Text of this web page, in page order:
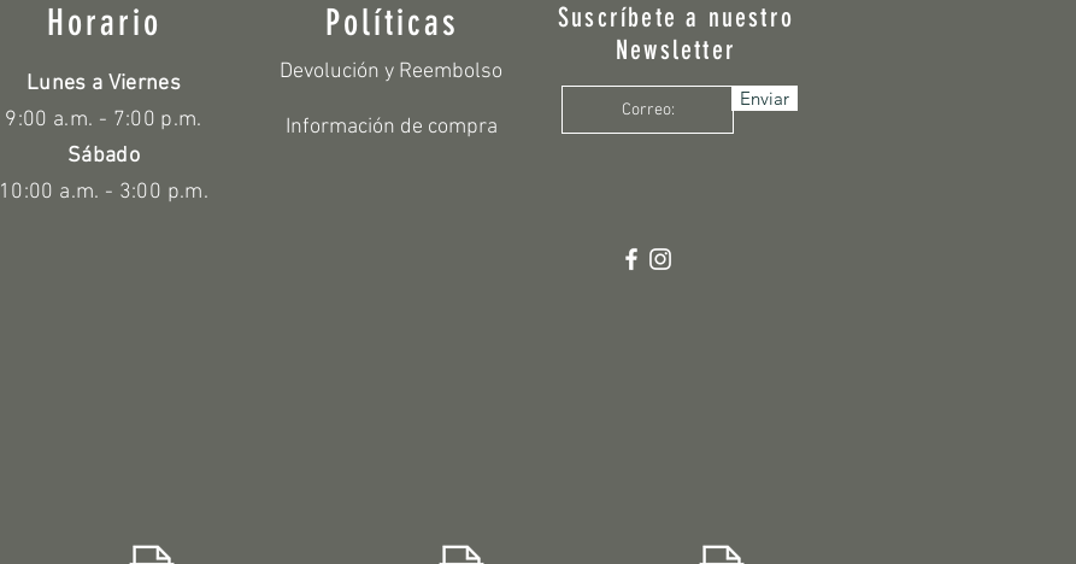
Lunes a Viernes
9:00 a.m. - 7:00 p.m.
Sábado
10:00 a.m. - 3:00 p.m.
Horario
Devolución y Reembolso
Información de compra
Políticas
Enviar
Suscríbete a nuestro
Newsletter